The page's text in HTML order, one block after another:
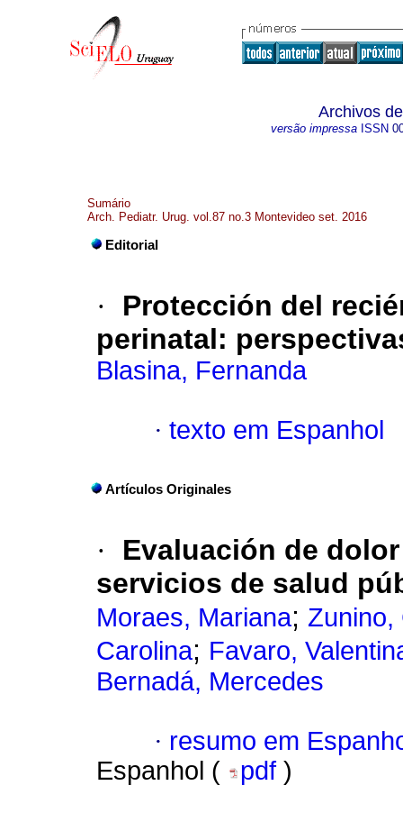
Archivos
versão impressa ISSN
Sumário
Arch. Pediatr. Urug. vol.87 no.3 Montevideo set. 2016
Editorial
·
Protección del
perinatal:
Blasina, Fernanda
· texto em Espanhol
Artículos Originales
·
Evaluación de
servicios de salud
Moraes, Mariana; Zunino,
Carolina; Favaro,
Bernadá, Mercedes
· resumo em
Espanhol (
pdf )